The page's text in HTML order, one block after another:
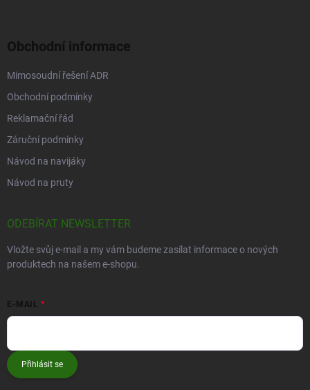
Obchodní informace
Mimosoudní řešení ADR
Obchodní podmínky
Reklamační řád
Záruční podmínky
Návod na navijáky
Návod na pruty
ODEBÍRAT NEWSLETTER
Vložte svůj e-mail a my vám budeme zasílat informace o nových
produktech na našem e-shopu.
E-MAIL
Přihlásit se